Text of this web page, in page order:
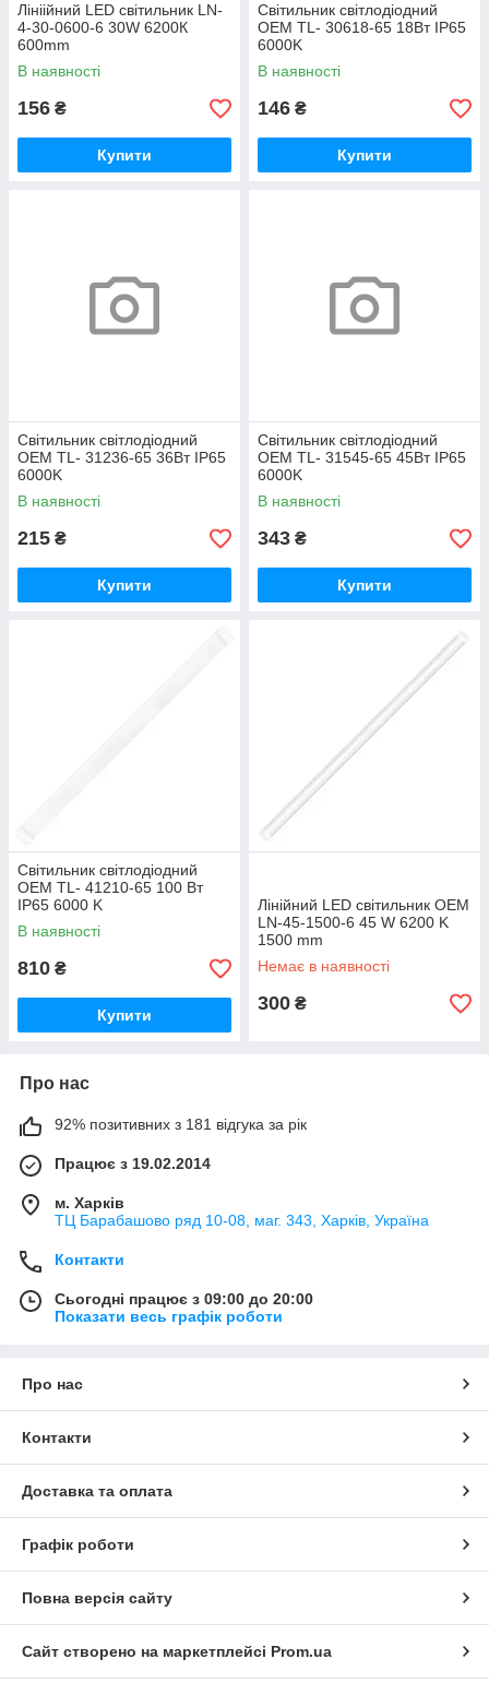
Лініійний LED світильник LN-
4-30-0600-6 30W 6200К
600mm
В наявності
156 ₴
Купити
Світильник світлодіодний
OEM TL- 30618-65 18Вт IP65
6000K
В наявності
146 ₴
Купити
Світильник світлодіодний
OEM TL- 31236-65 36Вт IP65
6000K
В наявності
215 ₴
Купити
Світильник світлодіодний
OEM TL- 31545-65 45Вт IP65
6000K
В наявності
343 ₴
Купити
Світильник світлодіодний
OEM TL- 41210-65 100 Вт
IP65 6000 K
В наявності
810 ₴
Купити
Лінійний LED світильник OEM
LN-45-1500-6 45 W 6200 K
1500 mm
Немає в наявності
300 ₴
Про нас
92% позитивних з 181 відгука за рік
Працює з 19.02.2014
м. Харків
ТЦ Барабашово ряд 10-08, маг. 343, Харків, Україна
Контакти
Сьогодні працює з 09:00 до 20:00
Показати весь графік роботи
Про нас
Контакти
Доставка та оплата
Графік роботи
Повна версія сайту
Сайт створено на маркетплейсі Prom.ua